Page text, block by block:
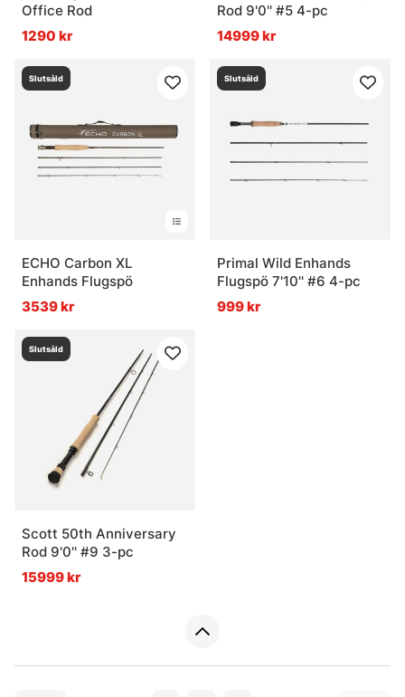
Office Rod
1290 kr
Rod 9'0'' #5 4-pc
14999 kr
Slutsåld
ECHO Carbon XL
Enhands Flugspö
3539 kr
Slutsåld
Primal Wild Enhands
Flugspö 7'10'' #6 4-pc
999 kr
Slutsåld
Scott 50th Anniversary
Rod 9'0'' #9 3-pc
15999 kr